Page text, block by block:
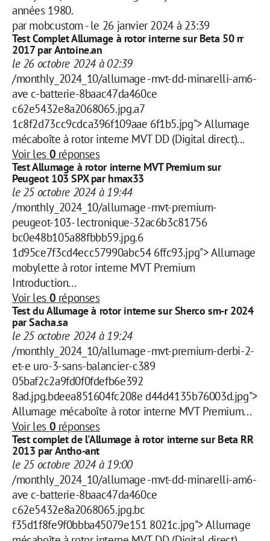
années 1980.
parmobcustom-le 26 janvier 2024 à 23:39
Test Complet Allumage à rotor interne sur Beta 50 rr
2017 par Antoine.an
le 26 octobre 2024 à 02:39
/monthly_2024_10/allumage -mvt-dd-minarelli-am6-
ave c-batterie-8baac47da460ce
c62e5432e8a2068065.jpg.a7
1c8f2d73cc9cdca396f109aae 6f1b5.jpg"> Allumage
mécaboîte à rotor interne MVT DD (Digital direct)...
Voir les 0 réponses
Test Allumage à rotor interne MVT Premium sur
Peugeot 103 SPX par hmax33
le 25 octobre 2024 à 19:44
/monthly_2024_10/allumage -mvt-premium-
peugeot-103- lectronique-32ac6b3c81756
bc0e48b105a88fbbb59.jpg.6
1d95ce7f3cd4ecc57990abc54 6ffc93.jpg"> Allumage
mobylette à rotor interne MVT Premium
Introduction...
Voir les 0 réponses
Test du Allumage à rotor interne sur Sherco sm-r 2024
par Sacha.sa
le 25 octobre 2024 à 19:24
/monthly_2024_10/allumage -mvt-premium-derbi-2-
et-e uro-3-sans-balancier-c389
05baf2c2a9fd0f0fdefb6e392
8ad.jpg.bdeea851604fc208e d44d4135b76003d.jpg">
Allumage mécaboîte à rotor interne MVT Premium...
Voir les 0 réponses
Test complet de l'Allumage à rotor interne sur Beta RR
2013 par Antho-ant
le 25 octobre 2024 à 19:00
/monthly_2024_10/allumage -mvt-dd-minarelli-am6-
ave c-batterie-8baac47da460ce
c62e5432e8a2068065.jpg.bc
f35d1f8fe9f0bbba45079e151 8021c.jpg"> Allumage